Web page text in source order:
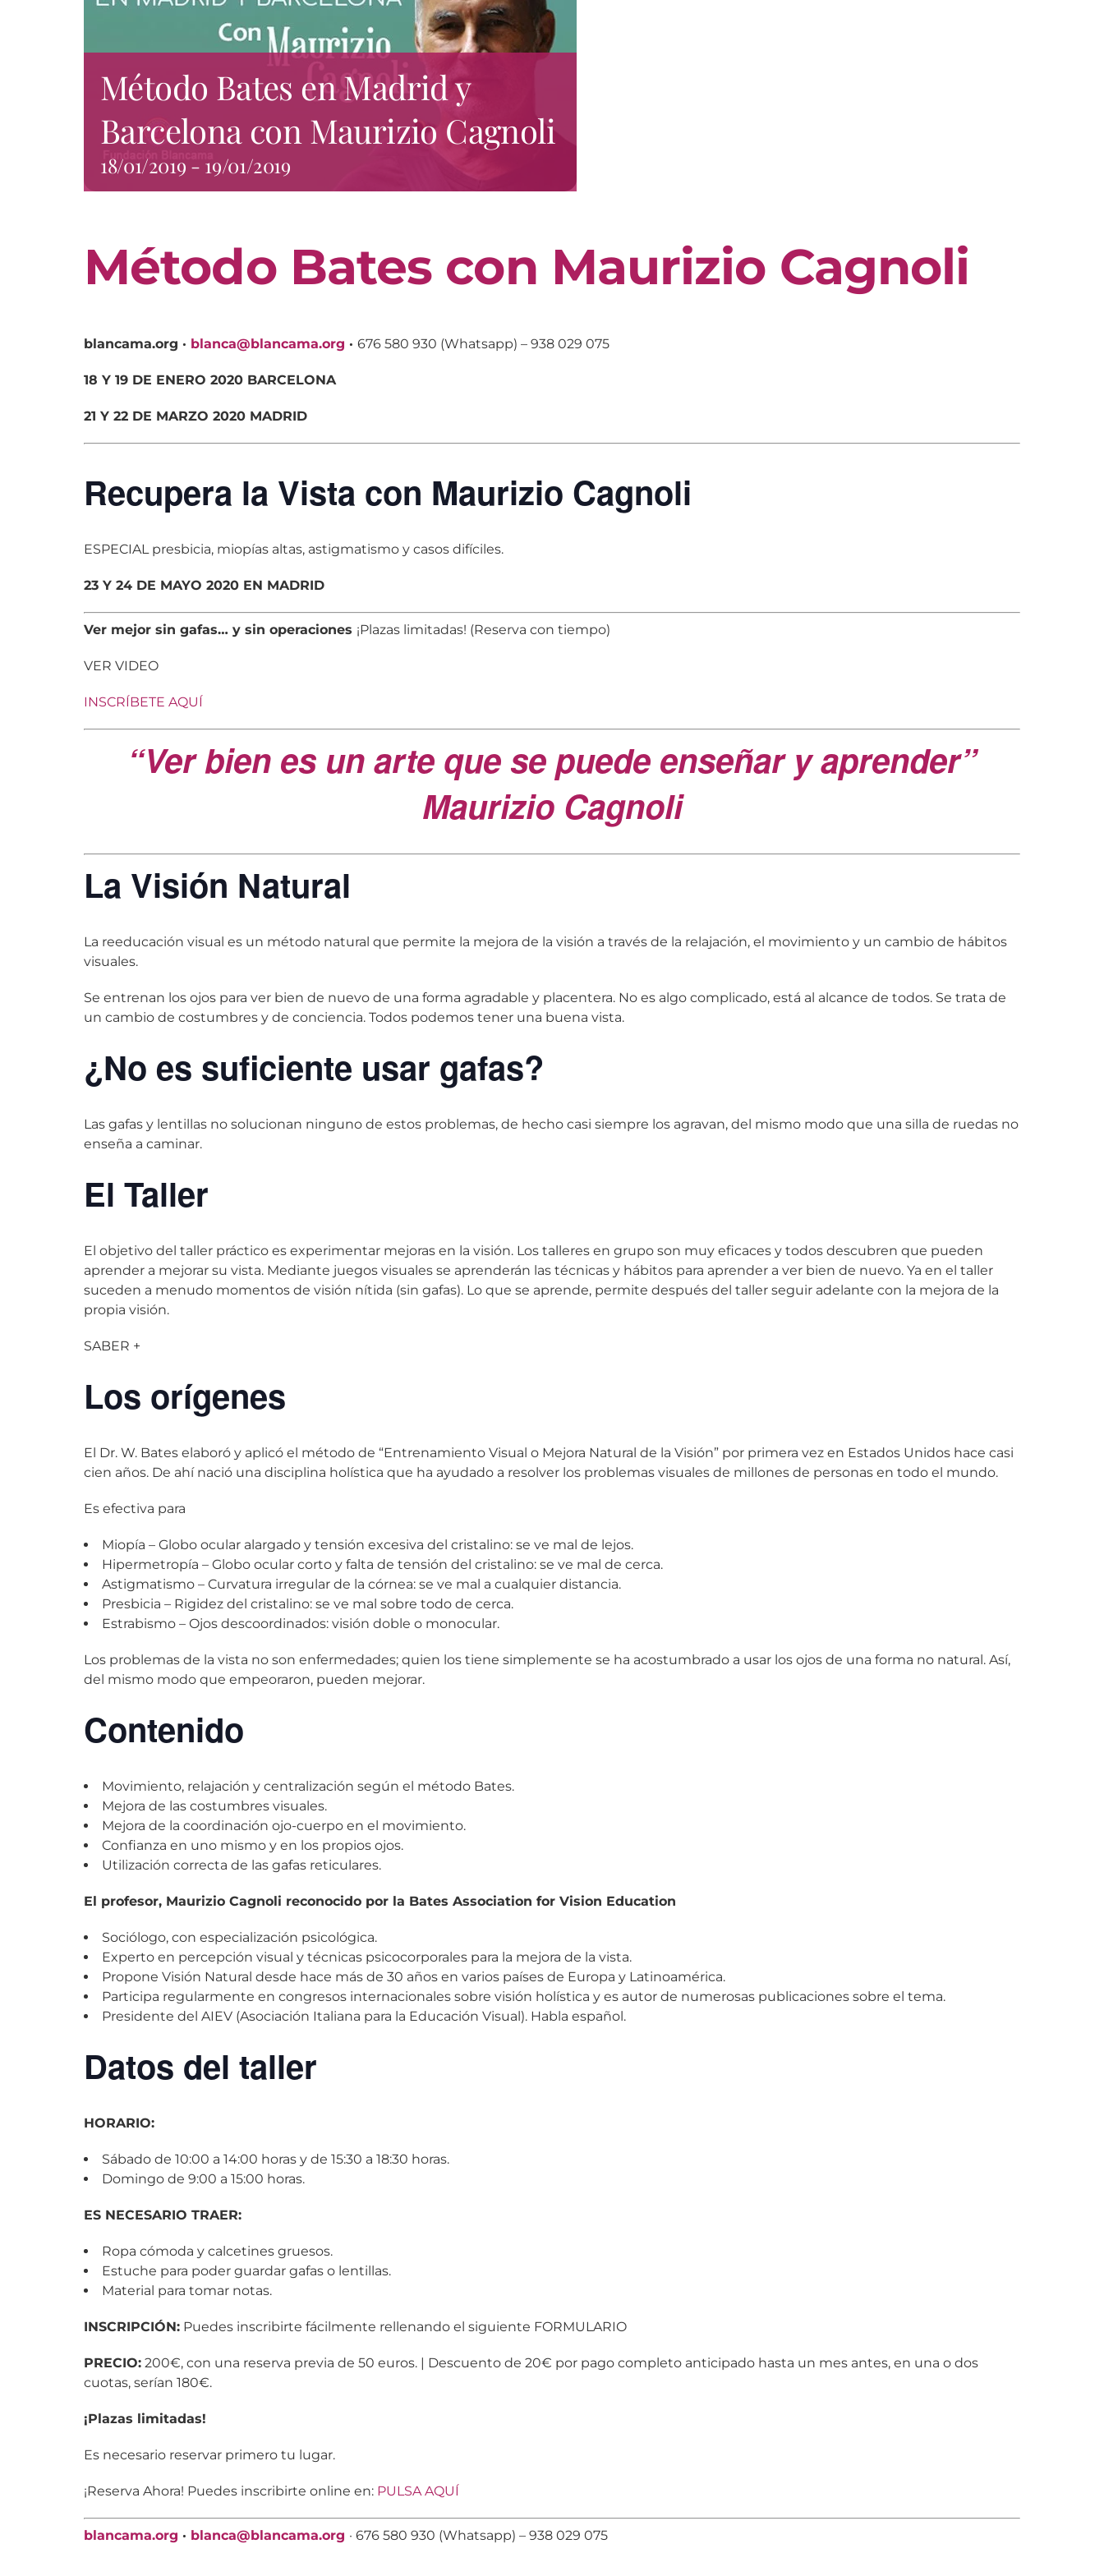
Método Bates en Madrid y
Barcelona con Maurizio Cagnoli
18/01/2019 - 19/01/2019
Método Bates con Maurizio Cagnoli
blancama.org · blanca@blancama.org · 676 580 930 (Whatsapp) – 938 029 075
18 Y 19 DE ENERO 2020 BARCELONA
21 Y 22 DE MARZO 2020 MADRID
Recupera la Vista con Maurizio Cagnoli
ESPECIAL presbicia, miopías altas, astigmatismo y casos difíciles.
23 Y 24 DE MAYO 2020 EN MADRID
Ver mejor sin gafas… y sin operaciones ¡Plazas limitadas! (Reserva con tiempo)
VER VIDEO
INSCRÍBETE AQUÍ
“Ver bien es un arte que se puede enseñar y aprender”
Maurizio Cagnoli
La Visión Natural
La reeducación visual es un método natural que permite la mejora de la visión a través de la relajación, el movimiento y un cambio de hábitos
visuales.
Se entrenan los ojos para ver bien de nuevo de una forma agradable y placentera. No es algo complicado, está al alcance de todos. Se trata de
un cambio de costumbres y de conciencia. Todos podemos tener una buena vista.
¿No es suficiente usar gafas?
Las gafas y lentillas no solucionan ninguno de estos problemas, de hecho casi siempre los agravan, del mismo modo que una silla de ruedas no
enseña a caminar.
El Taller
El objetivo del taller práctico es experimentar mejoras en la visión. Los talleres en grupo son muy eficaces y todos descubren que pueden
aprender a mejorar su vista. Mediante juegos visuales se aprenderán las técnicas y hábitos para aprender a ver bien de nuevo. Ya en el taller
suceden a menudo momentos de visión nítida (sin gafas). Lo que se aprende, permite después del taller seguir adelante con la mejora de la
propia visión.
SABER +
Los orígenes
El Dr. W. Bates elaboró y aplicó el método de “Entrenamiento Visual o Mejora Natural de la Visión” por primera vez en Estados Unidos hace casi
cien años. De ahí nació una disciplina holística que ha ayudado a resolver los problemas visuales de millones de personas en todo el mundo.
Es efectiva para
Miopía – Globo ocular alargado y tensión excesiva del cristalino: se ve mal de lejos.
Hipermetropía – Globo ocular corto y falta de tensión del cristalino: se ve mal de cerca.
Astigmatismo – Curvatura irregular de la córnea: se ve mal a cualquier distancia.
Presbicia – Rigidez del cristalino: se ve mal sobre todo de cerca.
Estrabismo – Ojos descoordinados: visión doble o monocular.
Los problemas de la vista no son enfermedades; quien los tiene simplemente se ha acostumbrado a usar los ojos de una forma no natural. Así,
del mismo modo que empeoraron, pueden mejorar.
Contenido
Movimiento, relajación y centralización según el método Bates.
Mejora de las costumbres visuales.
Mejora de la coordinación ojo-cuerpo en el movimiento.
Confianza en uno mismo y en los propios ojos.
Utilización correcta de las gafas reticulares.
El profesor, Maurizio Cagnoli reconocido por la Bates Association for Vision Education
Sociólogo, con especialización psicológica.
Experto en percepción visual y técnicas psicocorporales para la mejora de la vista.
Propone Visión Natural desde hace más de 30 años en varios países de Europa y Latinoamérica.
Participa regularmente en congresos internacionales sobre visión holística y es autor de numerosas publicaciones sobre el tema.
Presidente del AIEV (Asociación Italiana para la Educación Visual). Habla español.
Datos del taller
HORARIO:
Sábado de 10:00 a 14:00 horas y de 15:30 a 18:30 horas.
Domingo de 9:00 a 15:00 horas.
ES NECESARIO TRAER:
Ropa cómoda y calcetines gruesos.
Estuche para poder guardar gafas o lentillas.
Material para tomar notas.
INSCRIPCIÓN: Puedes inscribirte fácilmente rellenando el siguiente FORMULARIO
PRECIO: 200€, con una reserva previa de 50 euros. | Descuento de 20€ por pago completo anticipado hasta un mes antes, en una o dos
cuotas, serían 180€.
¡Plazas limitadas!
Es necesario reservar primero tu lugar.
¡Reserva Ahora! Puedes inscribirte online en: PULSA AQUÍ
blancama.org · blanca@blancama.org · 676 580 930 (Whatsapp) – 938 029 075